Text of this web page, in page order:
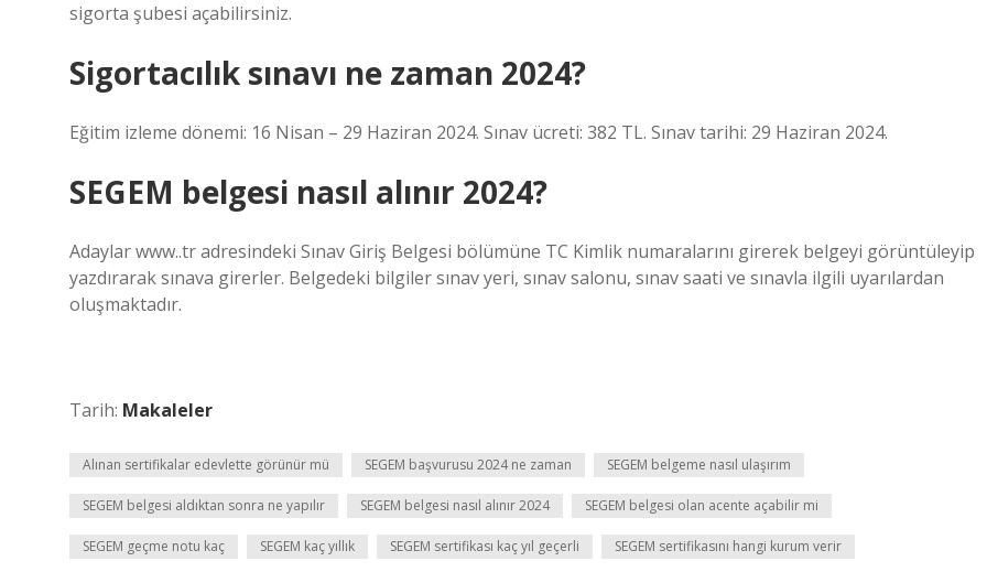
sigorta şubesi açabilirsiniz.
Sigortacılık sınavı ne zaman 2024?
Eğitim izleme dönemi: 16 Nisan – 29 Haziran 2024. Sınav ücreti: 382 TL. Sınav tarihi: 29 Haziran 2024.
SEGEM belgesi nasıl alınır 2024?
Adaylar www..tr adresindeki Sınav Giriş Belgesi bölümüne TC Kimlik numaralarını girerek belgeyi görüntüleyip
yazdırarak sınava girerler. Belgedeki bilgiler sınav yeri, sınav salonu, sınav saati ve sınavla ilgili uyarılardan
oluşmaktadır.
Tarih: Makaleler
Alınan sertifikalar edevlette görünür mü SEGEM başvurusu 2024 ne zaman SEGEM belgeme nasıl ulaşırım
SEGEM belgesi aldıktan sonra ne yapılır SEGEM belgesi nasıl alınır 2024 SEGEM belgesi olan acente açabilir mi
SEGEM geçme notu kaç SEGEM kaç yıllık SEGEM sertifikası kaç yıl geçerli SEGEM sertifikasını hangi kurum verir